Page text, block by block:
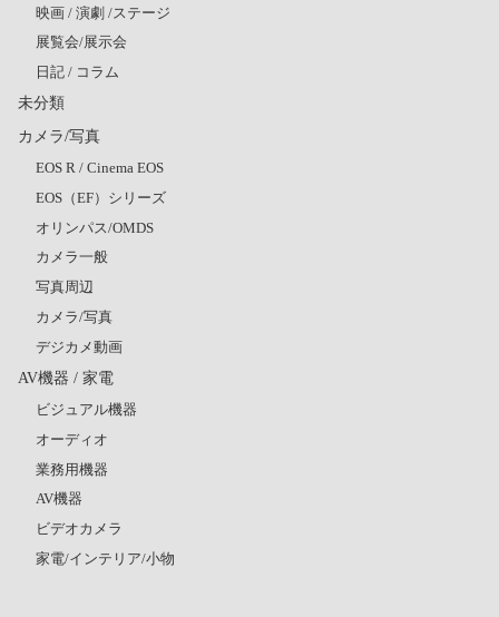
映画 / 演劇 /ステージ
展覧会/展示会
日記 / コラム
未分類
カメラ/写真
EOS R / Cinema EOS
EOS（EF）シリーズ
オリンパス/OMDS
カメラ一般
写真周辺
カメラ/写真
デジカメ動画
AV機器 / 家電
ビジュアル機器
オーディオ
業務用機器
AV機器
ビデオカメラ
家電/インテリア/小物